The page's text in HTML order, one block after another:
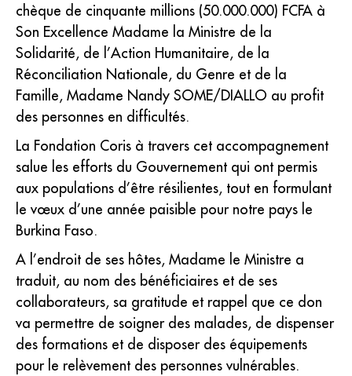
chèque de cinquante millions (50.000.000) FCFA à
Son Excellence Madame la Ministre de la
Solidarité, de l’Action Humanitaire, de la
Réconciliation Nationale, du Genre et de la
Famille, Madame Nandy SOME/DIALLO au profit
des personnes en difficultés.
La Fondation Coris à travers cet accompagnement
salue les efforts du Gouvernement qui ont permis
aux populations d’être résilientes, tout en formulant
le vœux d’une année paisible pour notre pays le
Burkina Faso.
A l’endroit de ses hôtes, Madame le Ministre a
traduit, au nom des bénéficiaires et de ses
collaborateurs, sa gratitude et rappel que ce don
va permettre de soigner des malades, de dispenser
des formations et de disposer des équipements
pour le relèvement des personnes vulnérables.